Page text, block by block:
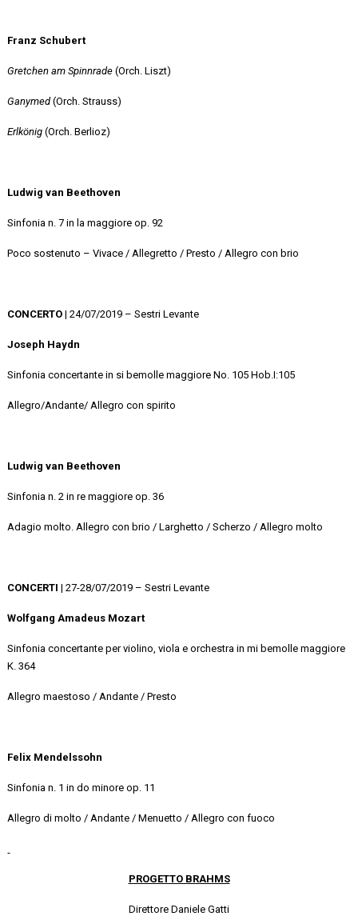
Franz Schubert
Gretchen am Spinnrade (Orch. Liszt)
Ganymed(Orch. Strauss)
Erlkönig(Orch. Berlioz)
Ludwig van Beethoven
Sinfonia n. 7 in la maggiore op. 92
Poco sostenuto – Vivace / Allegretto / Presto / Allegro con brio
CONCERTO| 24/07/2019 – Sestri Levante
Joseph Haydn
Sinfonia concertante in si bemolle maggiore No. 105 Hob.I:105
Allegro/Andante/ Allegro con spirito
Ludwig van Beethoven
Sinfonia n. 2 in re maggiore op. 36
Adagio molto. Allegro con brio / Larghetto / Scherzo / Allegro molto
CONCERTI | 27-28/07/2019 – Sestri Levante
Wolfgang Amadeus Mozart
Sinfonia concertante per violino, viola e orchestra in mi bemolle maggiore
K. 364
Allegro maestoso / Andante / Presto
Felix Mendelssohn
Sinfonia n. 1 in do minore op. 11
Allegro di molto / Andante / Menuetto / Allegro con fuoco
PROGETTO BRAHMS
Direttore Daniele Gatti